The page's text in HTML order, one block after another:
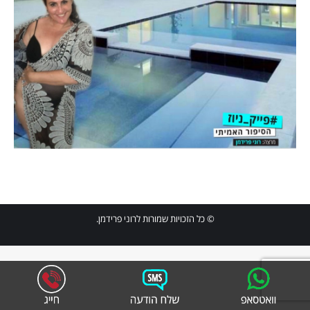
© כל הזכויות שמורות לרוני פרידמן.